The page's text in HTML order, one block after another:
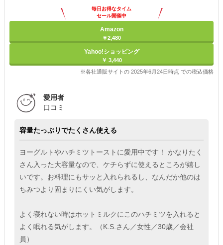
毎日お得なタイム
セール開催中
Amazon
￥2,480
Yahoo!ショッピング
￥ 3,440
※各社通販サイトの 2025年6月24日時点 での税込価格
愛用者
口コミ
容量たっぷりでたくさん使える
ヨーグルトやハチミツトーストに愛用中です！ かなりたく
さん入った大容量なので、ケチらずに使えるところが嬉し
いです。お料理にもサッと入れられるし、なんだか他のは
ちみつより固まりにくい気がします。
よく寝れない時はホットミルクにこのハチミツを入れると
よく眠れる気がします。（K.S.さん／女性／30歳／会社
員）